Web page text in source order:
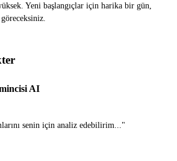
Yeni başlangıçlar için harika bir gün,
AI
senin için analiz edebilirim..."